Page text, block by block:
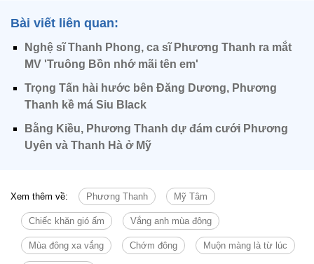
Bài viết liên quan:
Nghệ sĩ Thanh Phong, ca sĩ Phương Thanh ra mắt
MV 'Truông Bồn nhớ mãi tên em'
Trọng Tấn hài hước bên Đăng Dương, Phương
Thanh kề má Siu Black
Bằng Kiều, Phương Thanh dự đám cưới Phương
Uyên và Thanh Hà ở Mỹ
Xem thêm về: Phương Thanh Mỹ Tâm
Chiếc khăn gió ấm Vắng anh mùa đông
Mùa đông xa vắng Chớm đông Muộn màng là từ lúc